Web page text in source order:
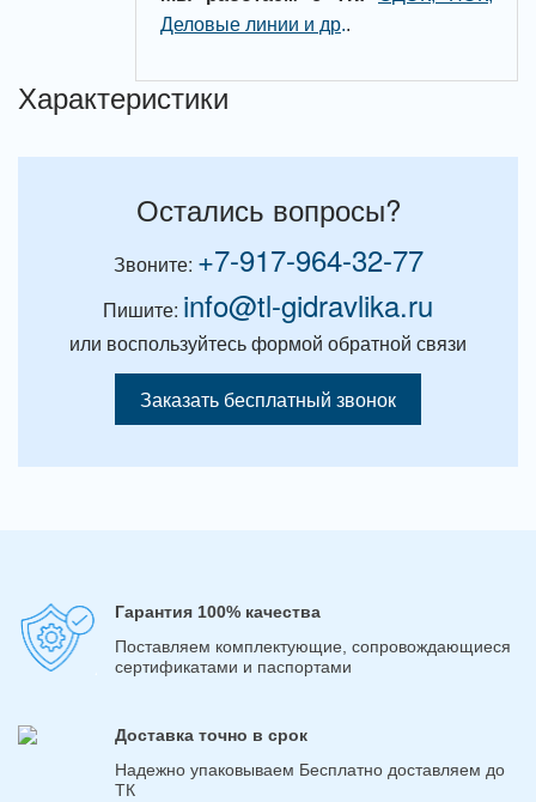
Деловые линии и др..
Характеристики
Остались вопросы?
Звоните: +7-917-964-32-77
Пишите: info@tl-gidravlika.ru
или воспользуйтесь формой обратной связи
Заказать бесплатный звонок
Гарантия 100% качества
Поставляем комплектующие, сопровождающиеся
сертификатами и паспортами
Доставка точно в срок
Надежно упаковываем Бесплатно доставляем до
ТК